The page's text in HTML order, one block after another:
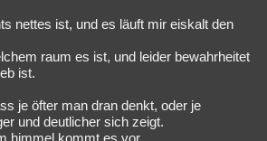
nettes ist, und es läuft mir eiskalt den
raum es ist, und leider bewahrheitet
ist.
je öfter man dran denkt, oder je
und deutlicher sich zeigt.
himmel kommt es vor.